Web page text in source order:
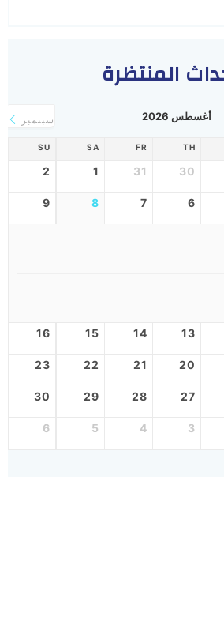
المنتظرة
أغسطس 2026 سبتمبر
TH
FR
SA
SU
30
31
1
2
6
7
8
9
13
14
15
16
20
21
22
23
27
28
29
30
3
4
5
6